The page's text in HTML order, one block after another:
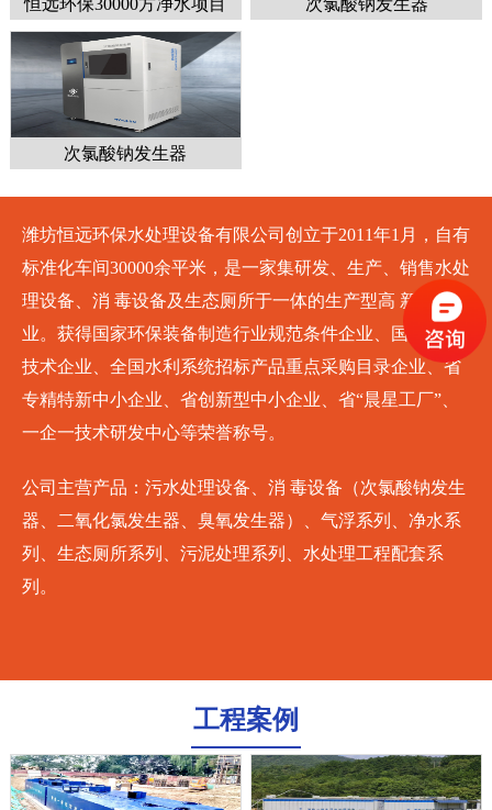
次氯酸钠发生器
潍坊恒远环保水处理设备有限公司创立于2011年1月，自有
标准化车间30000余平米，是一家集研发、生产、销售水处
理设备、消 毒设备及生态厕所于一体的生产型高 新技术企
业。获得国家环保装备制造行业规范条件企业、国家高 新
技术企业、全国水利系统招标产品重点采购目录企业、省
专精特新中小企业、省创新型中小企业、省“晨星工厂”、
一企一技术研发中心等荣誉称号。
公司主营产品：污水处理设备、消 毒设备（次氯酸钠发生
器、二氧化氯发生器、臭氧发生器）、气浮系列、净水系
列、生态厕所系列、污泥处理系列、水处理工程配套系
列。
工程案例